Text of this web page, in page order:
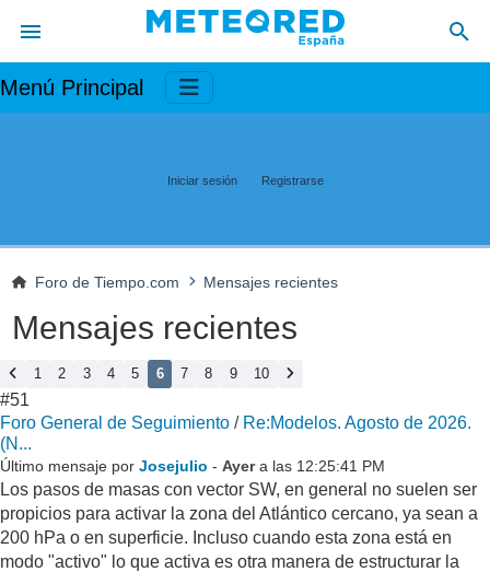
Menú Principal
Iniciar sesión Registrarse
Foro de Tiempo.com Mensajes recientes
Mensajes recientes
1 2 3 4 5 6 7 8 9 10
#51
Foro General de Seguimiento / Re:Modelos. Agosto de 2026.
(N...
Último mensaje por Josejulio - Ayera las 12:25:41 PM
Los pasos de masas con vector SW, en general no suelen ser
propicios para activar la zona del Atlántico cercano, ya sean a
200 hPa o en superficie. Incluso cuando esta zona está en
modo "activo" lo que activa es otra manera de estructurar la